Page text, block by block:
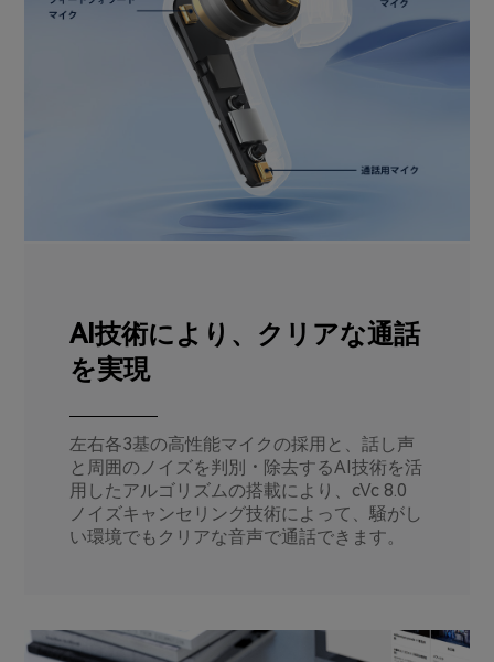
AI技術により、クリアな通話
を実現
左右各3基の高性能マイクの採用と、話し声
と周囲のノイズを判別・除去するAI技術を活
用したアルゴリズムの搭載により、cVc 8.0
ノイズキャンセリング技術によって、騒がし
い環境でもクリアな音声で通話できます。